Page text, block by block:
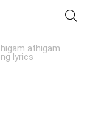
athigam
lyrics